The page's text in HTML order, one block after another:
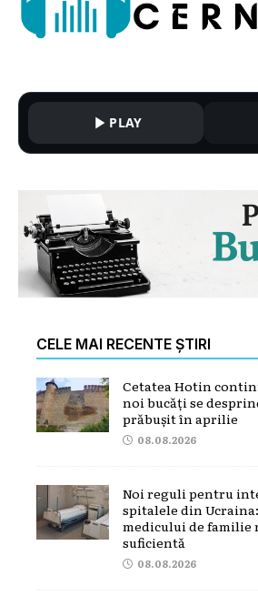
PLAY
CELE MAI RECENTE ȘTIRI
Cetatea Hotin
noi bucăți se
prăbușit în aprilie
08.08.2026
Noi reguli pentru
spitalele din
medicului de familie
suficientă
08.08.2026